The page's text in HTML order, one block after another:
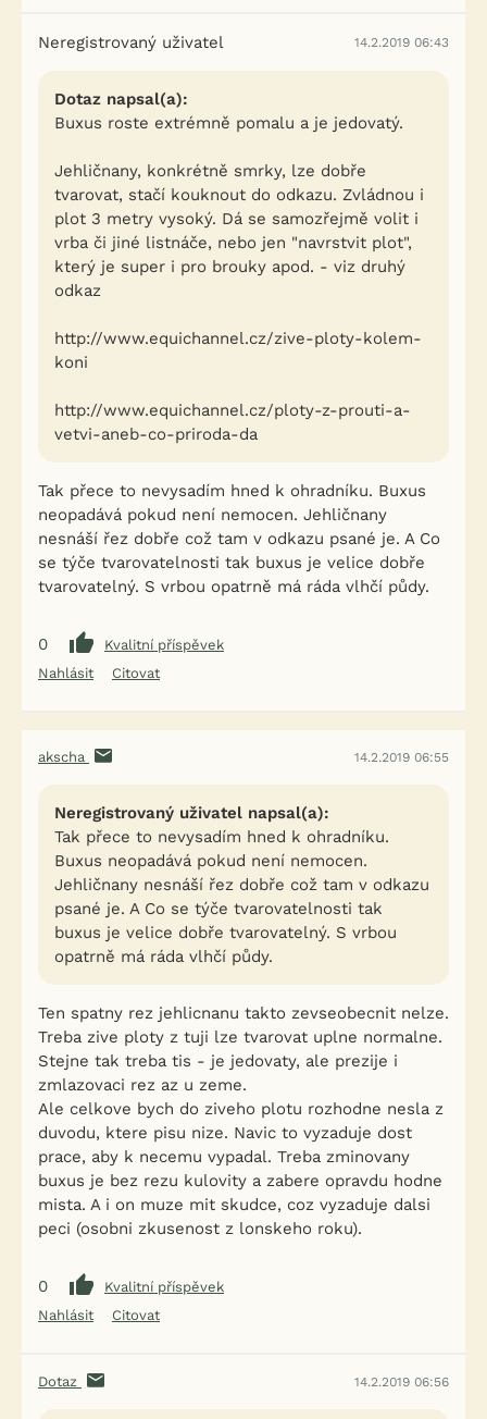
Neregistrovaný uživatel 14.2.2019 06:43
Dotaz napsal(a):
Buxus roste extrémně pomalu a je jedovatý.
Jehličnany, konkrétně smrky, lze dobře
tvarovat, stačí kouknout do odkazu. Zvládnou i
plot 3 metry vysoký. Dá se samozřejmě volit i
vrba či jiné listnáče, nebo jen "navrstvit plot",
který je super i pro brouky apod. - viz druhý
odkaz
http://www.equichannel.cz/zive-ploty-kolem-
koni
http://www.equichannel.cz/ploty-z-prouti-a-
vetvi-aneb-co-priroda-da
Tak přece to nevysadím hned k ohradníku. Buxus
neopadává pokud není nemocen. Jehličnany
nesnáší řez dobře což tam v odkazu psané je. A Co
se týče tvarovatelnosti tak buxus je velice dobře
tvarovatelný. S vrbou opatrně má ráda vlhčí půdy.
0
Kvalitní příspěvek
Nahlásit
Citovat
akscha 14.2.2019 06:55
Neregistrovaný uživatel napsal(a):
Tak přece to nevysadím hned k ohradníku.
Buxus neopadává pokud není nemocen.
Jehličnany nesnáší řez dobře což tam v odkazu
psané je. A Co se týče tvarovatelnosti tak
buxus je velice dobře tvarovatelný. S vrbou
opatrně má ráda vlhčí půdy.
Ten spatny rez jehlicnanu takto zevseobecnit nelze.
Treba zive ploty z tuji lze tvarovat uplne normalne.
Stejne tak treba tis - je jedovaty, ale prezije i
zmlazovaci rez az u zeme.
Ale celkove bych do ziveho plotu rozhodne nesla z
duvodu, ktere pisu nize. Navic to vyzaduje dost
prace, aby k necemu vypadal. Treba zminovany
buxus je bez rezu kulovity a zabere opravdu hodne
mista. A i on muze mit skudce, coz vyzaduje dalsi
peci (osobni zkusenost z lonskeho roku).
0
Kvalitní příspěvek
Nahlásit
Citovat
Dotaz 14.2.2019 06:56